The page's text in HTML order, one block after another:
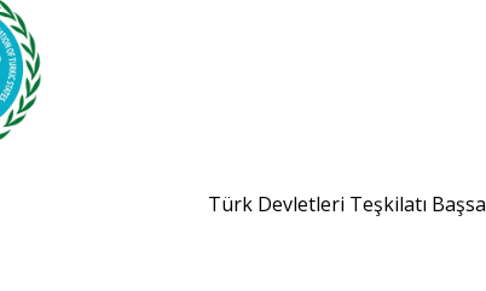
Türk Devletleri Teşkilatı